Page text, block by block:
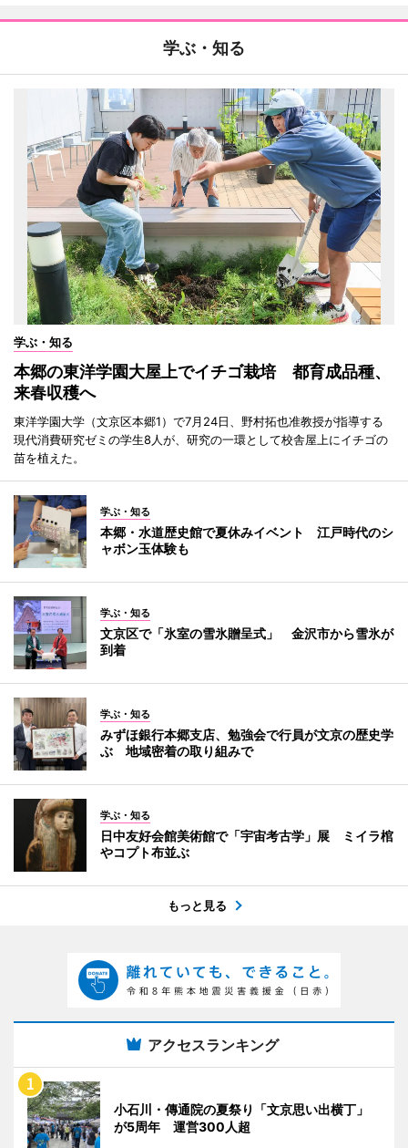
学ぶ・知る
学ぶ・知る
本郷の東洋学園大屋上でイチゴ栽培 都育成品種、
来春収穫へ
東洋学園大学（文京区本郷1）で7月24日、野村拓也准教授が指導する
現代消費研究ゼミの学生8人が、研究の一環として校舎屋上にイチゴの
苗を植えた。
学ぶ・知る
本郷・水道歴史館で夏休みイベント 江戸時代のシ
ャボン玉体験も
学ぶ・知る
文京区で「氷室の雪氷贈呈式」 金沢市から雪氷が
到着
学ぶ・知る
みずほ銀行本郷支店、勉強会で行員が文京の歴史学
ぶ 地域密着の取り組みで
学ぶ・知る
日中友好会館美術館で「宇宙考古学」展 ミイラ棺
やコプト布並ぶ
もっと見る
アクセスランキング
小石川・傳通院の夏祭り「文京思い出横丁」
が5周年 運営300人超